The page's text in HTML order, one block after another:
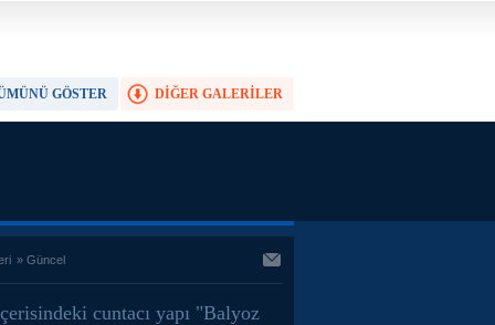
DİĞER GALERİLER
GÖSTER
» Güncel
cuntacı yapı "Balyoz